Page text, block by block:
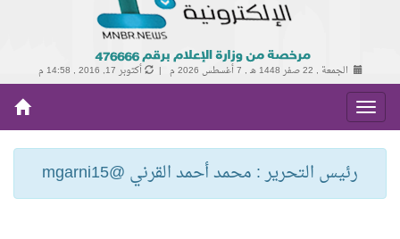
الجمعة , 22 صفر 1448 هـ , 7 أغسطس 2026 م | أكتوبر 17, 2016 , 14:58 م
رئيس التحرير : محمد أحمد القرني @mgarni15